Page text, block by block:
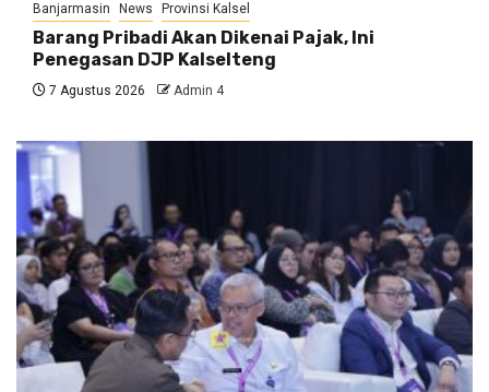
Banjarmasin News Provinsi Kalsel
Barang Pribadi Akan Dikenai Pajak, Ini
Penegasan DJP Kalselteng
7 Agustus 2026 Admin 4